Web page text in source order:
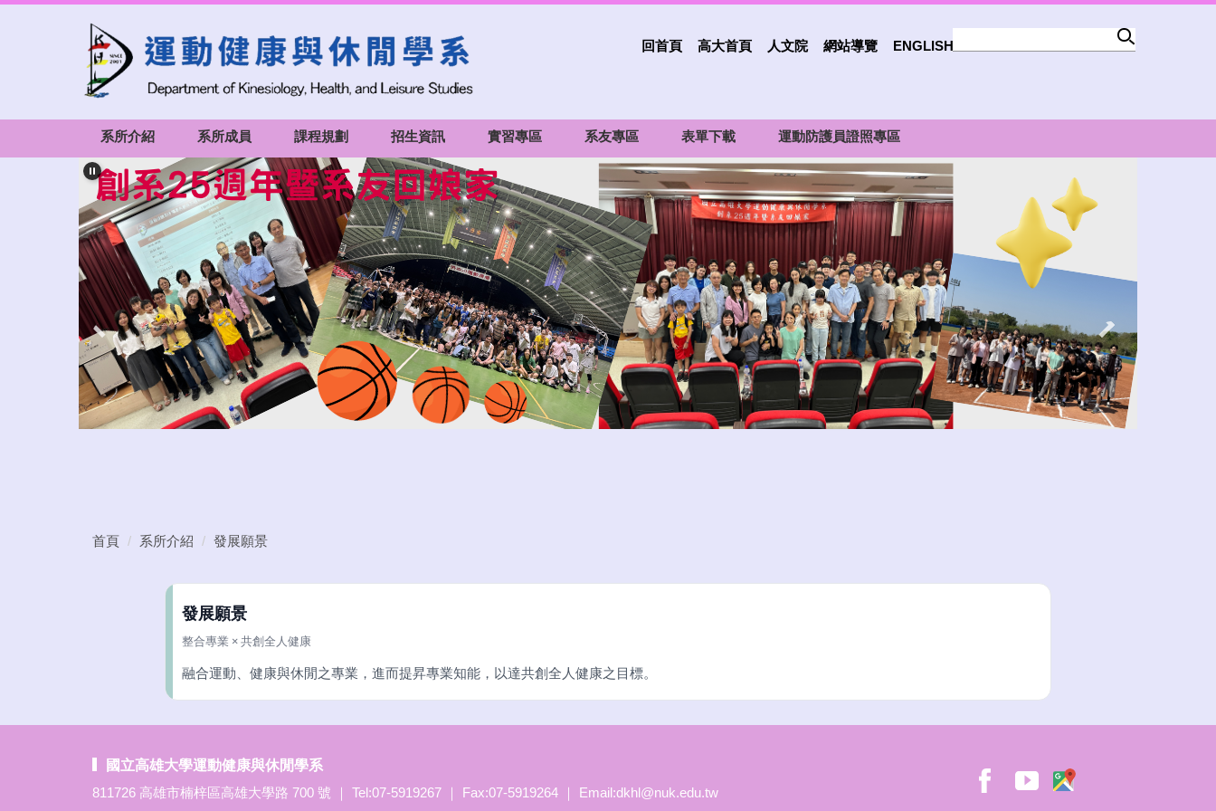
容
回首頁 高大首頁 人文院 網站導覽 ENGLISH
系所介紹 系所成員 課程規劃 招生資訊 實習專區 系友專區 表單下載 運動防護員證照專區
首頁 系所介紹 發展願景
發展願景
整合專業 × 共創全人健康
融合運動、健康與休閒之專業，進而提昇專業知能，以達共創全人健康之目標。
國立高雄大學運動健康與休閒學系
811726 高雄市楠梓區高雄大學路 700 號 ｜ Tel:07-5919267 ｜ Fax:07-5919264 ｜ Email:dkhl@nuk.edu.tw